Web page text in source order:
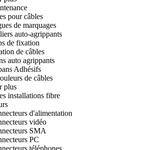
pour câbles
de marquages
auto-agrippants
de fixation
de câbles
auto agrippants
Adhésifs
de câbles
plus
installations fibre
d'alimentation
vidéo
SMA
PC
téléphones